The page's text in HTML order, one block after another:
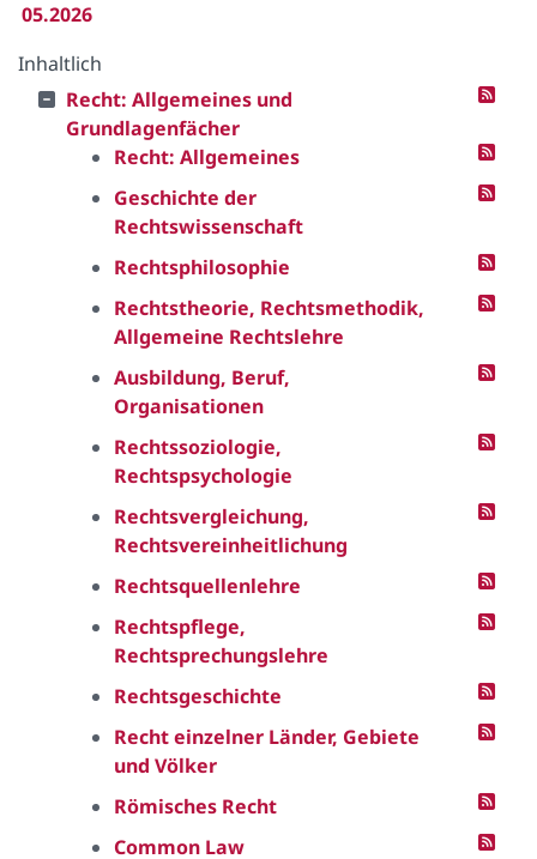
05.2026
Inhaltlich
Recht: Allgemeines und
Grundlagenfächer
Recht: Allgemeines
Geschichte der
Rechtswissenschaft
Rechtsphilosophie
Rechtstheorie, Rechtsmethodik,
Allgemeine Rechtslehre
Ausbildung, Beruf,
Organisationen
Rechtssoziologie,
Rechtspsychologie
Rechtsvergleichung,
Rechtsvereinheitlichung
Rechtsquellenlehre
Rechtspflege,
Rechtsprechungslehre
Rechtsgeschichte
Recht einzelner Länder, Gebiete
und Völker
Römisches Recht
Common Law